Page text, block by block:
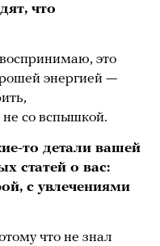
что
это
энергией —
не со вспышкой.
то детали вашей
статей о вас:
с увлечениями
что не знал